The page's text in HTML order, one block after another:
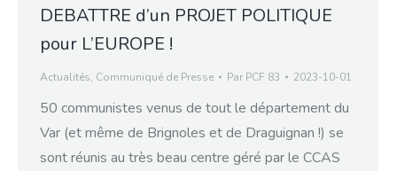
DEBATTRE d’un PROJET POLITIQUE
pour L’EUROPE !
Actualités, Communiqué de Presse Par PCF 83 2023-10-01
50 communistes venus de tout le département du
Var (et même de Brignoles et de Draguignan !) se
sont réunis au très beau centre géré par le CCAS